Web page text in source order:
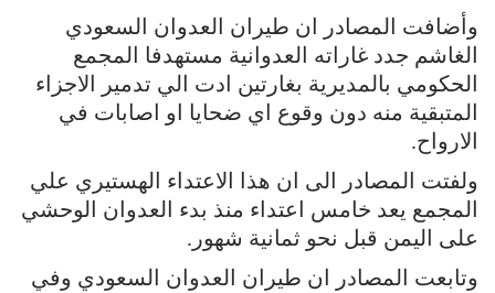
وأضافت المصادر ان طيران العدوان السعودي
الغاشم جدد غاراته العدوانية مستهدفا المجمع
الحكومي بالمديرية بغارتين ادت الي تدمير الاجزاء
المتبقية منه دون وقوع اي ضحايا او اصابات في
الارواح.
ولفتت المصادر الى ان هذا الاعتداء الهستيري علي
المجمع يعد خامس اعتداء منذ بدء العدوان الوحشي
على اليمن قبل نحو ثمانية شهور.
وتابعت المصادر ان طيران العدوان السعودي وفي